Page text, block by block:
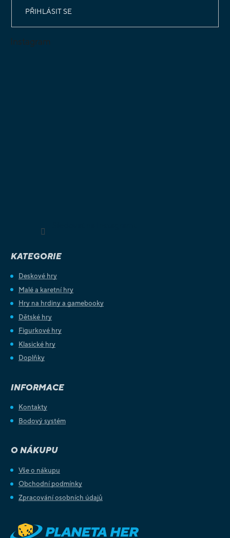
PŘIHLÁSIT SE
Instagram
KATEGORIE
Deskové hry
Malé a karetní hry
Hry na hrdiny a gamebooky
Dětské hry
Figurkové hry
Klasické hry
Doplňky
INFORMACE
Kontakty
Bodový systém
O NÁKUPU
Vše o nákupu
Obchodní podmínky
Zpracování osobních údajů